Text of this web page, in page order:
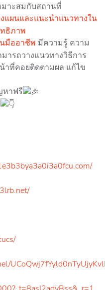
มาะสมกับสถานที่
แผนและแนะนำแนวทางใน
ธิภาพ
มืออาชีพ มีความรู้ ความ
ารถวางแนวทางวิธีการ
าที่คอยติดตามผล แก้ไข
หาฟรี